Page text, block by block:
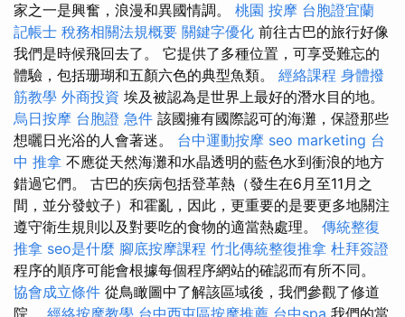
家之一是興奮，浪漫和異國情調。 桃園 按摩 台胞證宜蘭
記帳士 稅務相關法規概要 關鍵字優化 前往古巴的旅行好像
我們是時候飛回去了。 它提供了多種位置，可享受難忘的
體驗，包括珊瑚和五顏六色的典型魚類。 經絡課程 身體撥
筋教學 外商投資 埃及被認為是世界上最好的潛水目的地。
烏日按摩 台胞證 急件 該國擁有國際認可的海灘，保證那些
想曬日光浴的人會著迷。 台中運動按摩 seo marketing 台
中 推拿 不應從天然海灘和水晶透明的藍色水到衝浪的地方
錯過它們。 古巴的疾病包括登革熱（發生在6月至11月之
間，並分發蚊子）和霍亂，因此，更重要的是要更多地關注
遵守衛生規則以及對要吃的食物的適當熱處理。 傳統整復
推拿 seo是什麼 腳底按摩課程 竹北傳統整復推拿 杜拜簽證
程序的順序可能會根據每個程序網站的確認而有所不同。
協會成立條件 從鳥瞰圖中了解該區域後，我們參觀了修道
院。 經絡按摩教學 台中西屯區按摩推薦 台中spa 我們的當